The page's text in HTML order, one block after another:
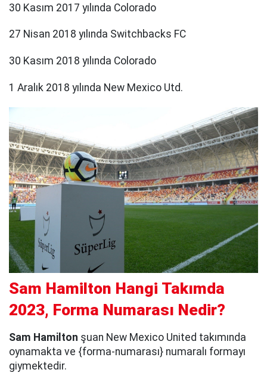
30 Kasım 2017 yılında Colorado
27 Nisan 2018 yılında Switchbacks FC
30 Kasım 2018 yılında Colorado
1 Aralık 2018 yılında New Mexico Utd.
Sam Hamilton Hangi Takımda
2023, Forma Numarası Nedir?
Sam Hamilton şuan New Mexico United takımında
oynamakta ve {forma-numarası} numaralı formayı
giymektedir.